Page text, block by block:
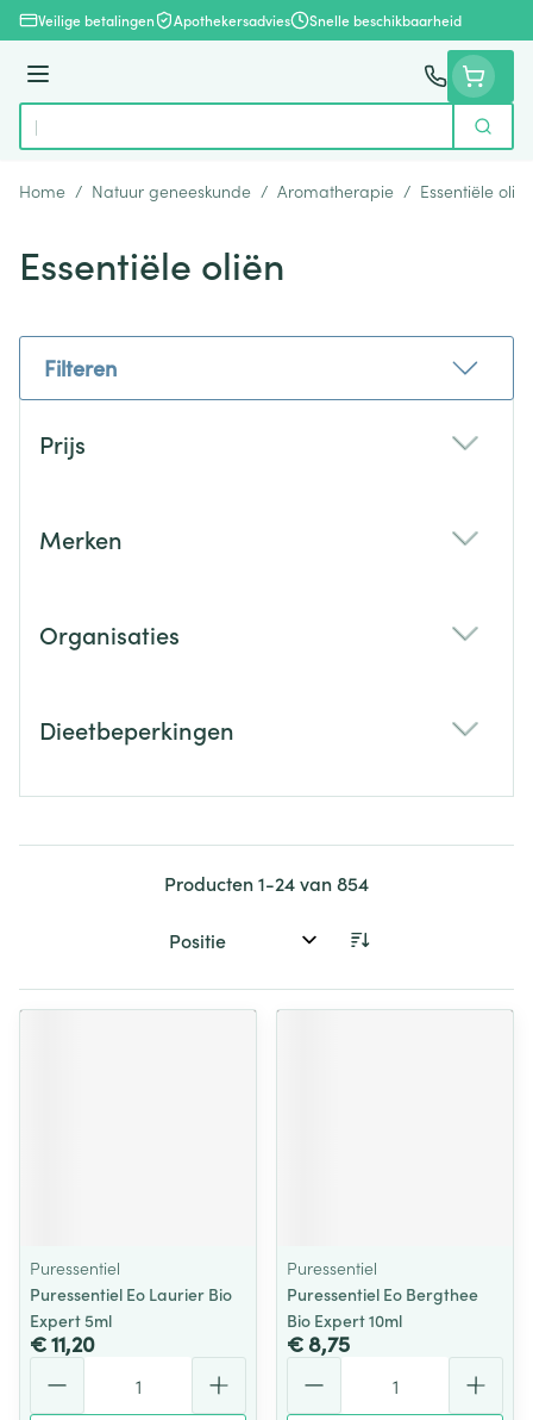
Ga naar de inhoud
Veilige betalingen Apothekersadvies Snelle beschikbaarheid
Menu
Product, merk, categorie...
Zoek
Home / Natuur geneeskunde / Aromatherapie / Essentiële oliën
Essentiële oliën
Filteren
Prijs
Merken
Organisaties
Dieetbeperkingen
Producten1-24van854
Sorteer op:
Puressentiel
Puressentiel Eo Laurier Bio
Expert 5ml
€ 11,20
Puressentiel
Puressentiel Eo Bergthee
Bio Expert 10ml
€ 8,75